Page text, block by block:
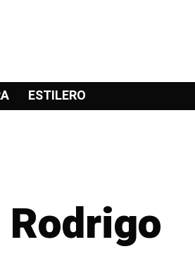
ESTILERO